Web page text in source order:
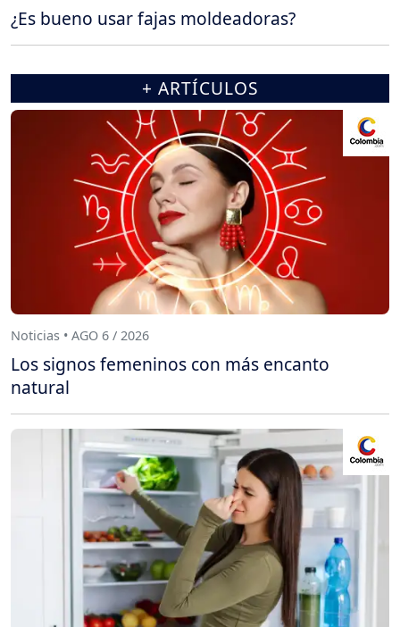
¿Es bueno usar fajas moldeadoras?
+ ARTÍCULOS
Noticias • AGO 6 / 2026
Los signos femeninos con más encanto
natural